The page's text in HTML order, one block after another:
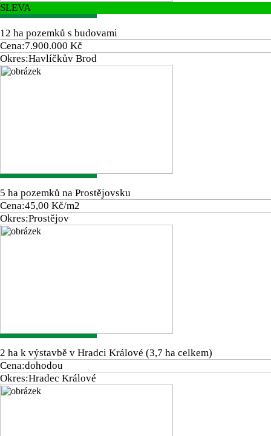
SLEVA
12 ha pozemků s budovami
Cena:7.900.000 Kč
Okres:Havlíčkův Brod
5 ha pozemků na Prostějovsku
Cena:45,00 Kč/m2
Okres:Prostějov
2 ha k výstavbě v Hradci Králové (3,7 ha celkem)
Cena:dohodou
Okres:Hradec Králové